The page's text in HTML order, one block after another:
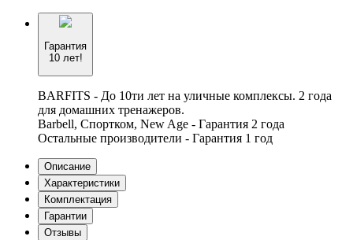
Гарантия
10 лет!
BARFITS - До 10ти лет на уличные комплексы. 2 года
для домашних тренажеров.
Barbell, Спортком, New Age - Гарантия 2 года
Остальные производители - Гарантия 1 год
Описание
Характеристики
Комплектация
Гарантии
Отзывы